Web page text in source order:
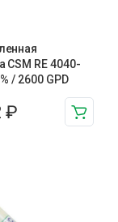
CSM RE 4040-
/ 2600 GPD
₽